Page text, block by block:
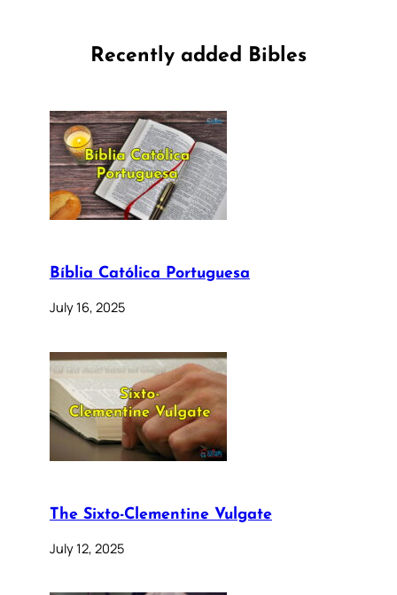
Recently added Bibles
Bíblia Católica Portuguesa
July 16, 2025
The Sixto-Clementine Vulgate
July 12, 2025